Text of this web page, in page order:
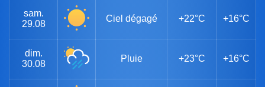
sam.
29.08
Ciel dégagé +22°C +16°C
dim.
30.08
Pluie +23°C +16°C